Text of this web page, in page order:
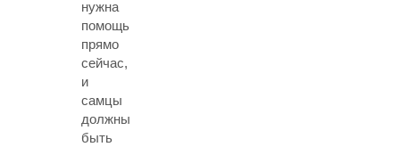
нужна
помощь
прямо
сейчас,
и
самцы
должны
быть